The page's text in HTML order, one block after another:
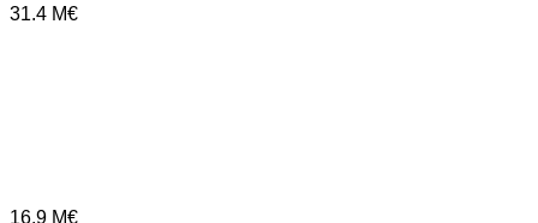
31.4 M€
16.9 M€